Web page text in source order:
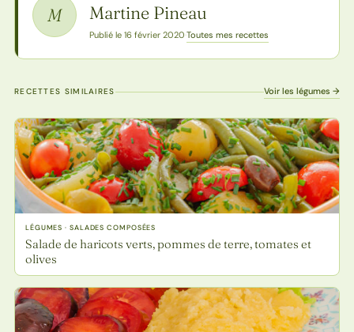
M Martine Pineau
Publié le 16 février 2020·Toutes mes recettes
RECETTES SIMILAIRES Voir les légumes →
LÉGUMES · SALADES COMPOSÉES
Salade de haricots verts, pommes de terre, tomates et
olives